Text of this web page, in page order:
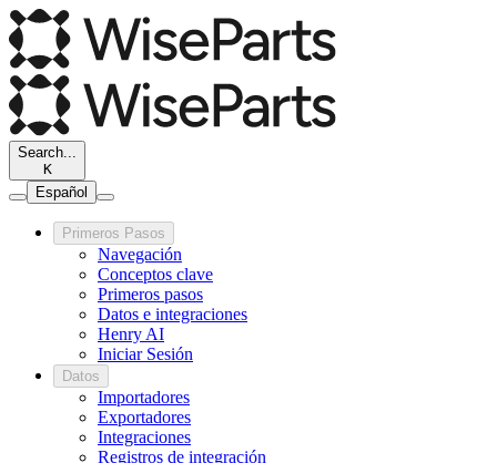
Search...
K
Español
Primeros Pasos
Navegación
Conceptos clave
Primeros pasos
Datos e integraciones
Henry AI
Iniciar Sesión
Datos
Importadores
Exportadores
Integraciones
Registros de integración